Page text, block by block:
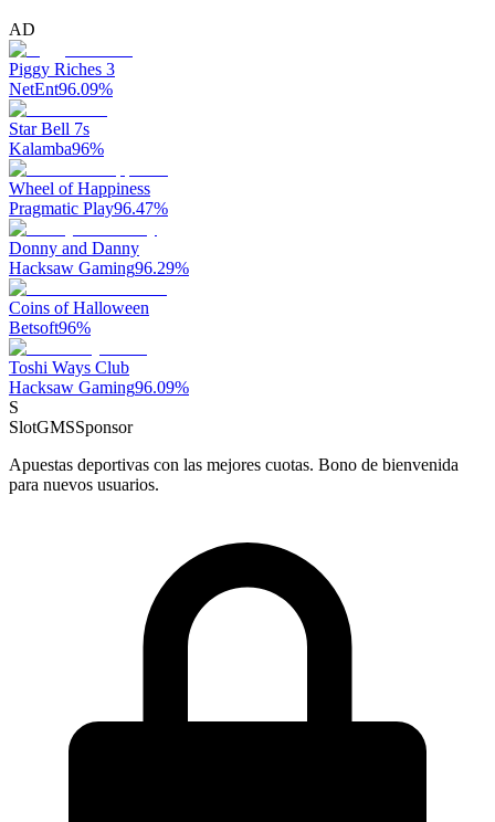
AD
Piggy Riches 3
NetEnt96.09%
Star Bell 7s
Kalamba96%
Wheel of Happiness
Pragmatic Play96.47%
Donny and Danny
Hacksaw Gaming96.29%
Coins of Halloween
Betsoft96%
Toshi Ways Club
Hacksaw Gaming96.09%
S
SlotGMSSponsor
Apuestas deportivas con las mejores cuotas. Bono de bienvenida
para nuevos usuarios.